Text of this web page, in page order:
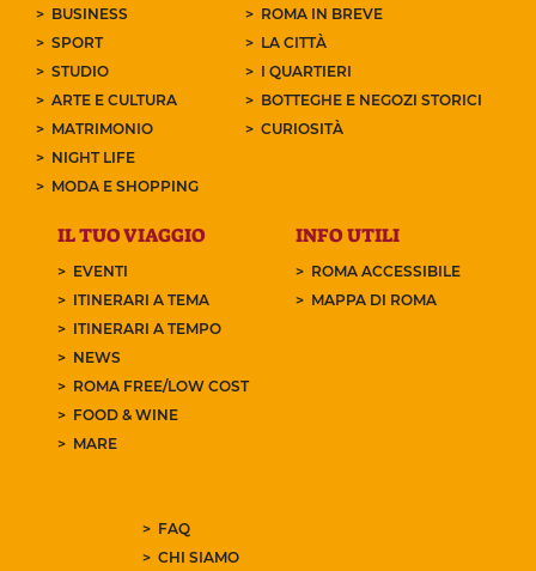
BUSINESS
SPORT
STUDIO
ARTE E CULTURA
MATRIMONIO
NIGHT LIFE
MODA E SHOPPING
ROMA IN BREVE
LA CITTÀ
I QUARTIERI
BOTTEGHE E NEGOZI STORICI
CURIOSITÀ
IL TUO VIAGGIO
EVENTI
ITINERARI A TEMA
ITINERARI A TEMPO
NEWS
ROMA FREE/LOW COST
FOOD & WINE
MARE
INFO UTILI
ROMA ACCESSIBILE
MAPPA DI ROMA
FAQ
CHI SIAMO